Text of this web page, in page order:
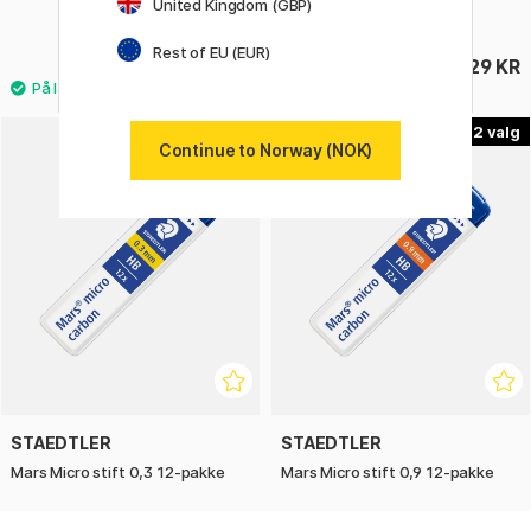
38 KR
pakke
29 KR
STAEDTLER
Mars Micro stift 0,3 12-pakke
2
STAEDTLER
Mars Micro stift 0,9 12-pakke
United Kingdom (GBP)
Rest of EU (EUR)
Continue to Norway (NOK)